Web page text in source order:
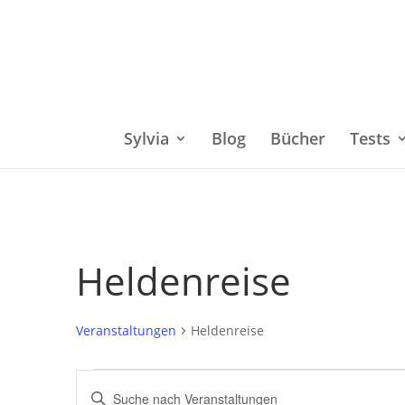
Sylvia Blog Bücher Tests
Heldenreise
Veranstaltungen Heldenreise
Veranstaltungen
Bitte